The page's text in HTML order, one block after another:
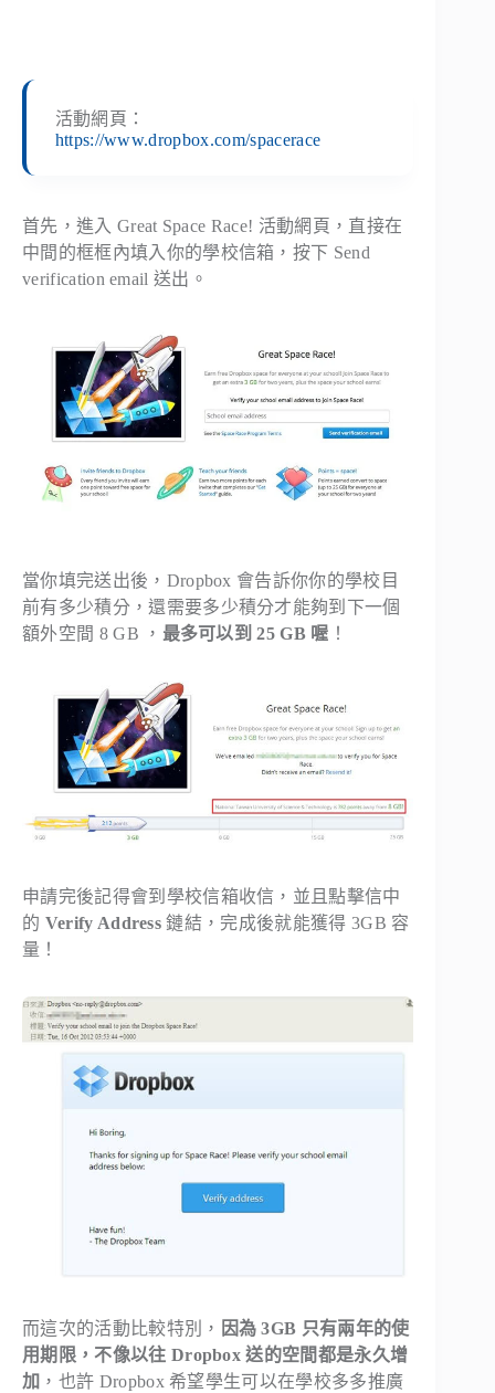
活動網頁：
https://www.dropbox.com/spacerace
首先，進入 Great Space Race! 活動網頁，直接在
中間的框框內填入你的學校信箱，按下 Send
verification email 送出。
當你填完送出後，Dropbox 會告訴你你的學校目
前有多少積分，還需要多少積分才能夠到下一個
額外空間 8 GB ， 最多可以到 25 GB 喔 ！
申請完後記得會到學校信箱收信，並且點擊信中
的 Verify Address 鏈結，完成後就能獲得 3GB 容
量！
而這次的活動比較特別， 因為 3GB 只有兩年的使
用期限，不像以往 Dropbox 送的空間都是永久增
加 ，也許 Dropbox 希望學生可以在學校多多推廣